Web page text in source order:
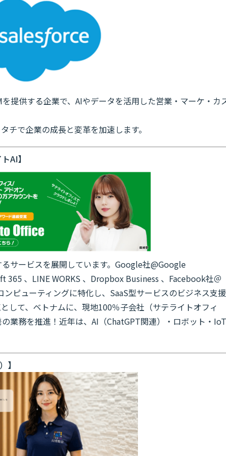
提供する企業で、AIやデータを活用した営業・マーケ・カ
チで企業の成長と変革を加速します。
AI】
サービスを展開しています。Google社@Google
、LINE WORKS 、Dropbox Business 、Facebook社＠
ピューティングに特化し、SaaS型サービスのビジネス支援
して、ベトナムに、現地100％子会社（サテライトオフィ
業務を推進！近年は、AI（ChatGPT関連）・ロボット・IoT
】